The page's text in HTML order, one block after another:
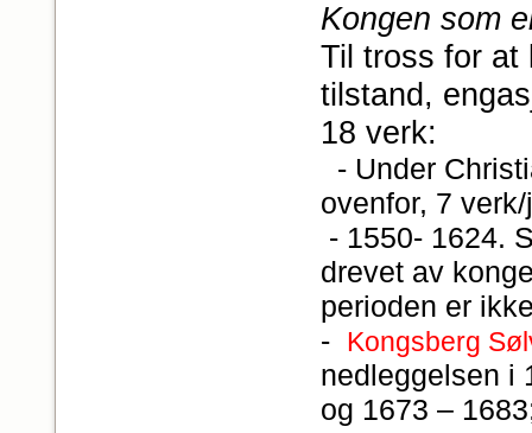
Kongen som
Til tross for at
tilstand,
18 verk:
- Under
ovenfor, 7
- 1550- 1624.
drevet av
perioden er
- Kongsberg
nedleggelsen i
og 1673 –